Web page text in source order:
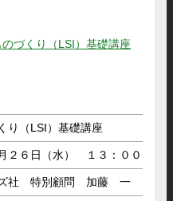
づくり（LSI）基礎講座
り（LSI）基礎講座
２６日（水） １３：００～１
ズ社 特別顧問 加藤 一 氏